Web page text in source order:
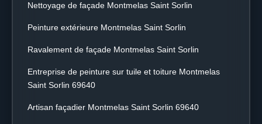
Nettoyage de façade Montmelas Saint Sorlin
Peinture extérieure Montmelas Saint Sorlin
Ravalement de façade Montmelas Saint Sorlin
Entreprise de peinture sur tuile et toiture Montmelas
Saint Sorlin 69640
Artisan façadier Montmelas Saint Sorlin 69640